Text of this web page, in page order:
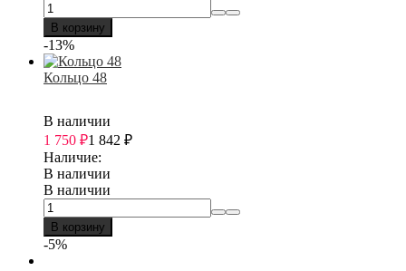
В корзину
-13%
Кольцо 48
В наличии
1 750 ₽1 842 ₽
Наличие:
В наличии
В наличии
В корзину
-5%